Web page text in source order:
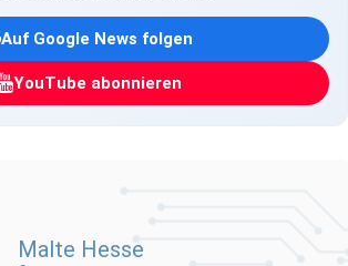
Auf Google News folgen
YouTube abonnieren
Malte Hesse